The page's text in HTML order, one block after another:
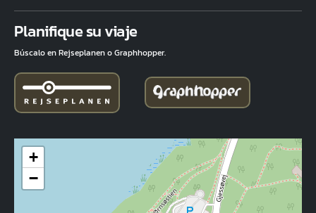
Planifique su viaje
Búscalo en Rejseplanen o Graphhopper.
+
−